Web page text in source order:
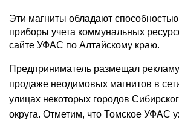
Эти магниты обладают
приборы учета коммунальных
сайте УФАС по Алтайскому краю.
Предприниматель размещал
продаже неодимовых магнитов в
улицах некоторых городов
округа. Отметим, что Томское УФАС